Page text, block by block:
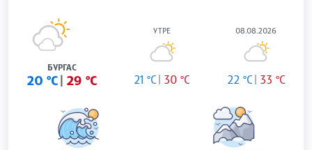
БУРГАС
20 °C 29 °C
УТРЕ
21 °C 30 °C
08.08.2026
22 °C 33 °C